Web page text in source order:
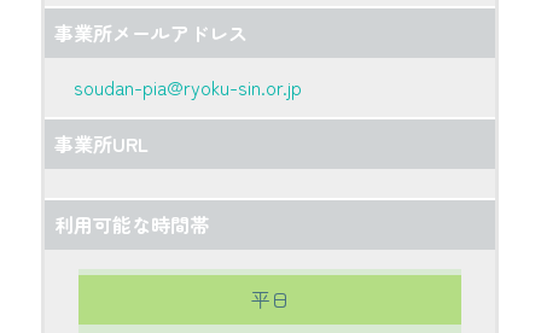
事業所メールアドレス
soudan-pia@ryoku-sin.or.jp
事業所URL
利用可能な時間帯
平日